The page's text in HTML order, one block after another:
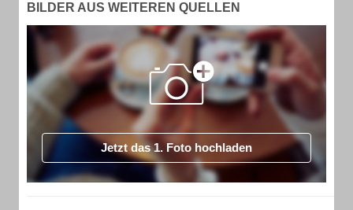
BILDER AUS WEITEREN QUELLEN
Jetzt das 1. Foto hochladen